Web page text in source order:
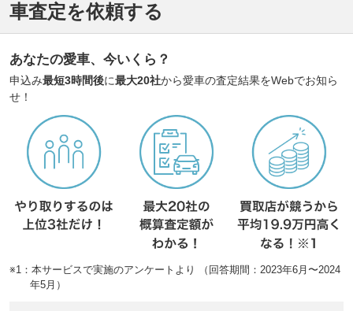
車査定を依頼する
あなたの愛車、今いくら？
申込み最短3時間後に最大20社から愛車の査定結果をWebでお知ら
せ！
※1：本サービスで実施のアンケートより （回答期間：2023年6月〜2024
年5月）